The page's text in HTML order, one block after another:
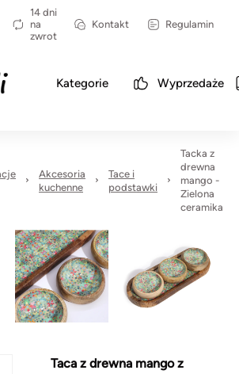
14 dni
na
zwrot
Kontakt Regulamin
Kategorie Wyprzedaże
Akcesoria
kuchenne
Tace i
podstawki
Tacka z
drewna
mango -
Zielona
ceramika
Taca z drewna mango z